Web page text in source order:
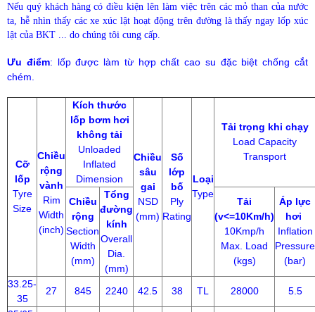
Nếu quý khách hàng có điều kiện lên làm việc trên các mỏ than của nước
ta, hễ nhìn thấy các xe xúc lật hoạt động trên đường là thấy ngay lốp xúc
lật của BKT ... do chúng tôi cung cấp.
Ưu điểm: lốp được làm từ hợp chất cao su đặc biệt chống cắt
chém.
Cỡ
lốp
Tyre
Size
Chiều
rộng
vành
Rim
Width
(inch)
Kích thước
lốp bơm hơi
không tải
Unloaded
Inflated
Dimension
Chiều
sâu
gai
NSD
(mm)
Số
lớp
bố
Ply
Rating
Loại
Type
Tải trọng khi chạy
Load Capacity
Transport
Chiều
rộng
Section
Width
(mm)
Tổng
đường
kính
Overall
Dia.
(mm)
Tải
(v<=10Km/h)
10Kmp/h
Max. Load
(kgs)
Áp lực
hơi
Inflation
Pressure
(bar)
33.25-
35
27 845 2240 42.5 38 TL 28000 5.5